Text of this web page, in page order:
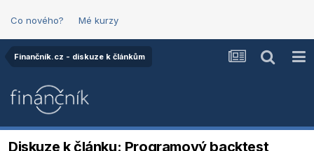
Co nového? Mé kurzy
Finančník.cz - diskuze k článkům
Diskuze k článku: Programový backtest